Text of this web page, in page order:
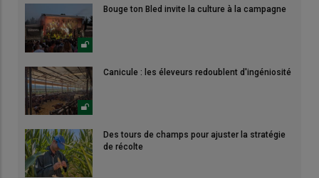
Bouge ton Bled invite la culture à la campagne
Canicule : les éleveurs redoublent d'ingéniosité
Des tours de champs pour ajuster la stratégie
de récolte